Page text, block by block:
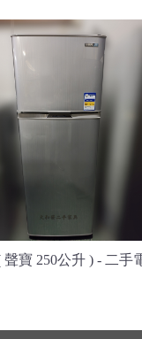
聲寶 250公升 ) - 二手